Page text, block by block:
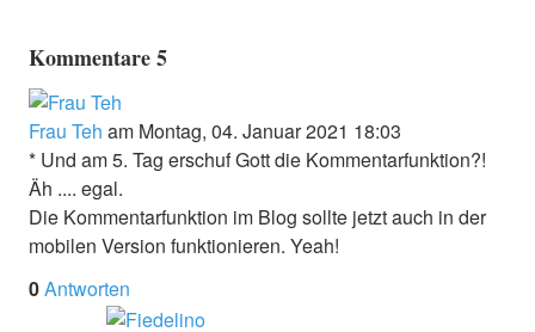
Kommentare5
Frau Teh am Montag, 04. Januar 2021 18:03
* Und am 5. Tag erschuf Gott die Kommentarfunktion?!
Äh .... egal.
Die Kommentarfunktion im Blog sollte jetzt auch in der
mobilen Version funktionieren. Yeah!
0Antworten